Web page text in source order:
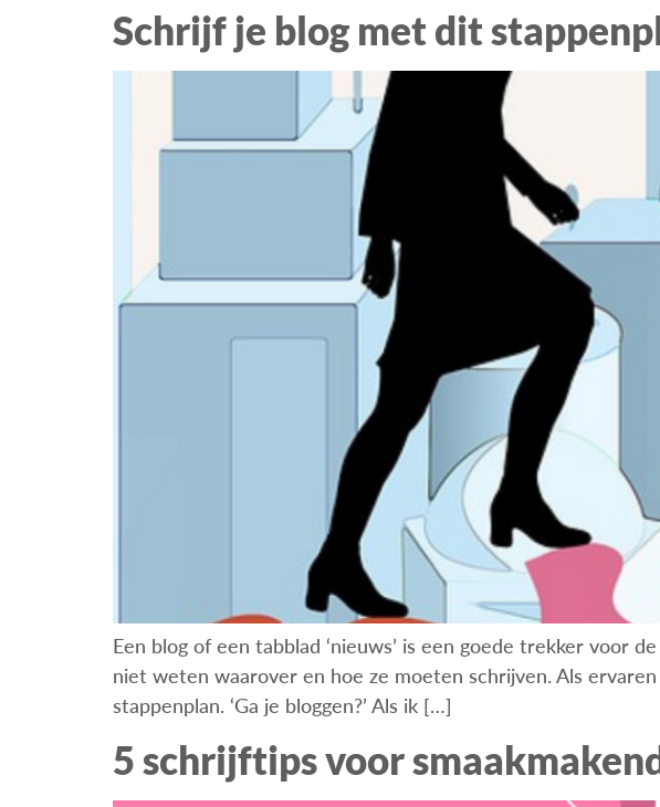
Schrijf je blog met dit
Een blog of een tabblad ‘nieuws’ is een goede trekker voor
niet weten waarover en hoe ze moeten schrijven. Als
stappenplan. ‘Ga je bloggen?’ Als ik […]
5 schrijftips voor